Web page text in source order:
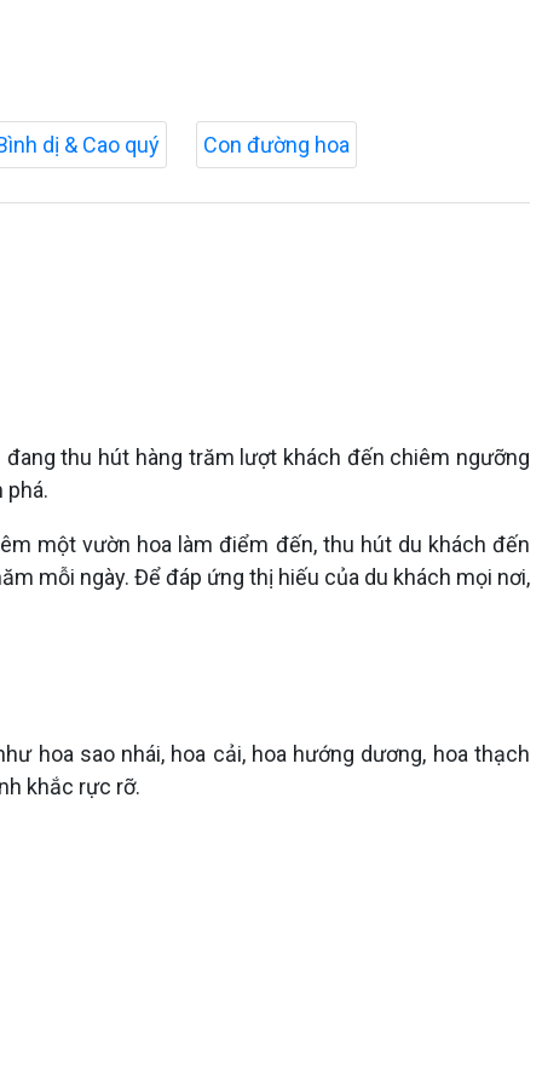
dị & Cao quý Con đường hoa
đang thu hút hàng trăm lượt khách đến chiêm ngưỡng
phá.
một vườn hoa làm điểm đến, thu hút du khách đến
mỗi ngày. Để đáp ứng thị hiếu của du khách mọi nơi,
hoa sao nhái, hoa cải, hoa hướng dương, hoa thạch
khắc rực rỡ.